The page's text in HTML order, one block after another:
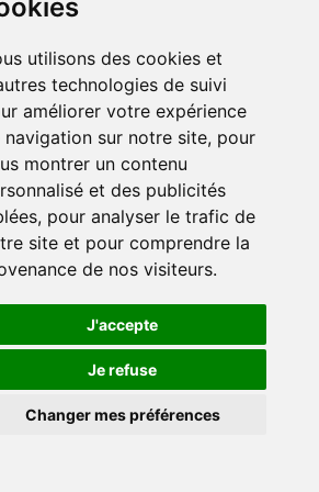
utilisons des cookies et
technologies de suivi
améliorer votre expérience
navigation sur notre site, pour
montrer un contenu
et des publicités
pour analyser le trafic de
site et pour comprendre la
de nos visiteurs.
J'accepte
Je refuse
Changer mes préférences
information)